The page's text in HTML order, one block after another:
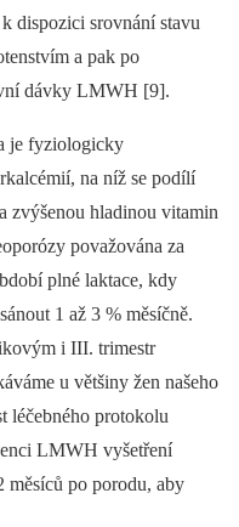
dispozici srovnání stavu
a pak po
dávky LMWH [9].
je fyziologicky
na níž se podílí
zvýšenou hladinou vitamin
považována za
plné laktace, kdy
1 až 3 % měsíčně.
i III. trimestr
u většiny žen našeho
léčebného protokolu
LMWH vyšetření
měsíců po porodu, aby